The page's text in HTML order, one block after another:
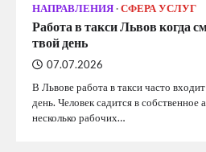
НАПРАВЛЕНИЯ СФЕРА УСЛУГ
Работа в такси Львов когда
твой день
07.07.2026
В Львове работа в такси часто
день. Человек садится в собственное
несколько рабочих…